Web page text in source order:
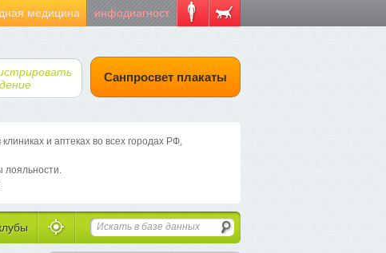
медицина инфодиагност
Санпросвет плакаты
и аптеках во всех городах РФ,
лояльности.